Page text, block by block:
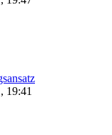
19:41